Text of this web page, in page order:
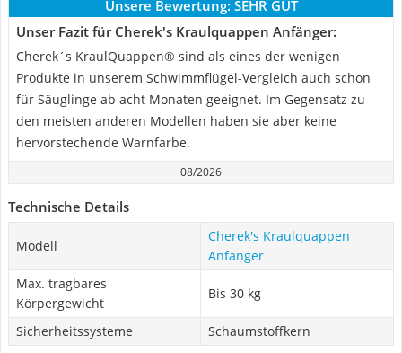
Unsere Bewertung: SEHR GUT
Unser Fazit für Cherek's Kraulquappen Anfänger:
Cherek´s KraulQuappen® sind als eines der wenigen
Produkte in unserem Schwimmflügel-Vergleich auch schon
für Säuglinge ab acht Monaten geeignet. Im Gegensatz zu
den meisten anderen Modellen haben sie aber keine
hervorstechende Warnfarbe.
08/2026
Technische Details
Modell
Cherek's Kraulquappen
Anfänger
Max. tragbares
Körpergewicht
Bis 30 kg
Sicherheitssysteme Schaumstoffkern